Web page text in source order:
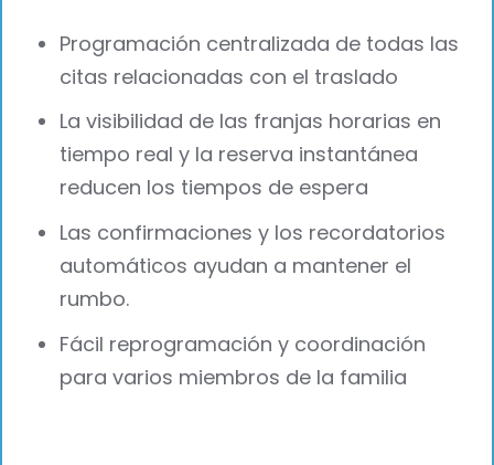
Programación centralizada de todas las
citas relacionadas con el traslado
La visibilidad de las franjas horarias en
tiempo real y la reserva instantánea
reducen los tiempos de espera
Las confirmaciones y los recordatorios
automáticos ayudan a mantener el
rumbo.
Fácil reprogramación y coordinación
para varios miembros de la familia